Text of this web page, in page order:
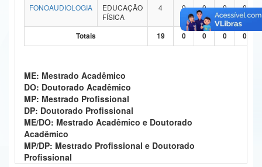
Controladoria-Geral da União
Ministério da Mulher, da Família e dos Direitos Humanos
Secretaria de Governo
Gabinete de Segurança Institucional
Advocacia-Geral da União
Banco Central do Brasil
FONOAUDIOLOGIA
EDUCAÇÃO
FÍSICA
4 0 0 0 0
Totais 19 0 0 0 0
ME: Mestrado Acadêmico
DO: Doutorado Acadêmico
MP: Mestrado Profissional
DP: Doutorado Profissional
ME/DO: Mestrado Acadêmico e Doutorado
Acadêmico
MP/DP: Mestrado Profissional e Doutorado
Profissional